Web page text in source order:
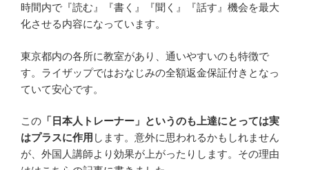
時間内で『読む』『書く』『聞く』『話す』機会を最大
化させる内容になっています。
東京都内の各所に教室があり、通いやすいのも特徴で
す。ライザップではおなじみの全額返金保証付きとなっ
ていて安心です。
この 「日本人トレーナー」というのも上達にとっては実
はプラスに作用 します。意外に思われるかもしれません
が、外国人講師より効果が上がったりします。その理由